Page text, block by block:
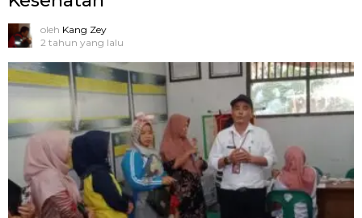
oleh Kang Zey
2 tahun yang lalu